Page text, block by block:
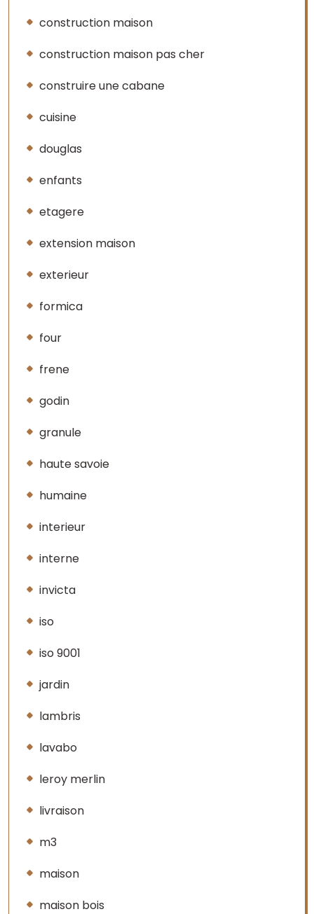
construction maison
construction maison pas cher
construire une cabane
cuisine
douglas
enfants
etagere
extension maison
exterieur
formica
four
frene
godin
granule
haute savoie
humaine
interieur
interne
invicta
iso
iso 9001
jardin
lambris
lavabo
leroy merlin
livraison
m3
maison
maison bois